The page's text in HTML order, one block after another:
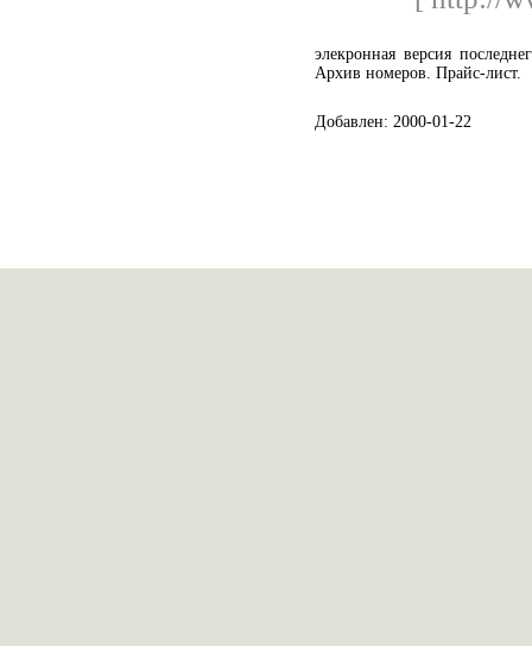
элекронная версия
Архив номеров. Прайс-лист.
Добавлен: 2000-01-22